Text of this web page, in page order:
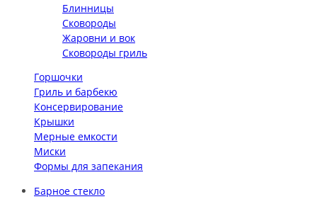
Блинницы
Сковороды
Жаровни и вок
Сковороды гриль
Горшочки
Гриль и барбекю
Консервирование
Крышки
Мерные емкости
Миски
Формы для запекания
Барное стекло